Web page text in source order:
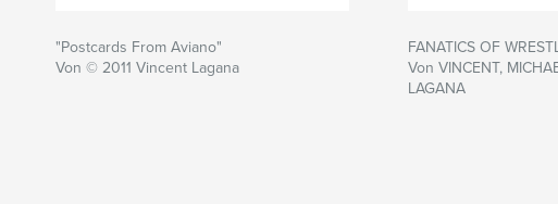
"Postcards From Aviano"
Von © 2011 Vincent Lagana
FANATICS OF
Von VINCENT,
LAGANA